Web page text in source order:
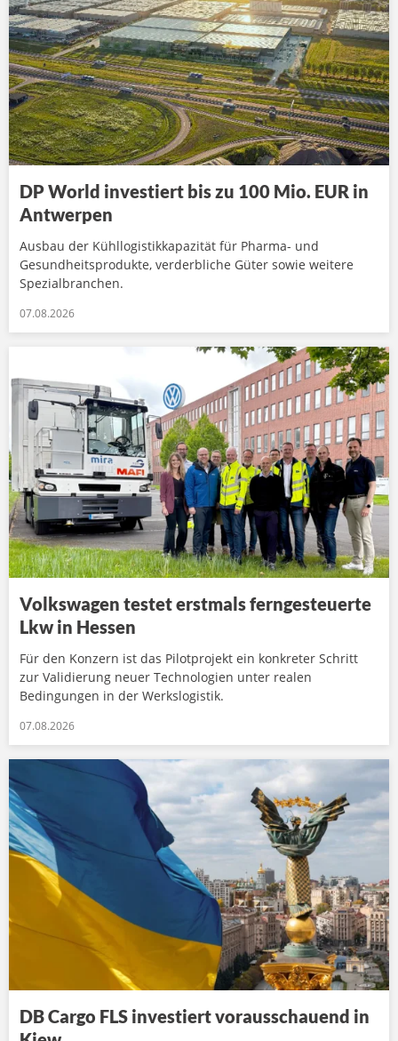
DP World investiert bis zu 100 Mio. EUR in
Antwerpen
Ausbau der Kühllogistikkapazität für Pharma- und
Gesundheitsprodukte, verderbliche Güter sowie weitere
Spezialbranchen.
07.08.2026
Volkswagen testet erstmals ferngesteuerte
Lkw in Hessen
Für den Konzern ist das Pilotprojekt ein konkreter Schritt
zur Validierung neuer Technologien unter realen
Bedingungen in der Werkslogistik.
07.08.2026
DB Cargo FLS investiert vorausschauend in